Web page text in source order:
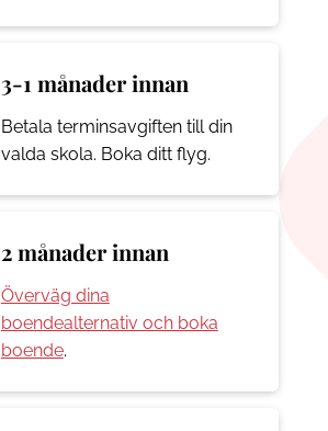
3-1 månader innan
Betala terminsavgiften till din
valda skola. Boka ditt flyg.
2 månader innan
Överväg dina
boendealternativ och boka
boende.